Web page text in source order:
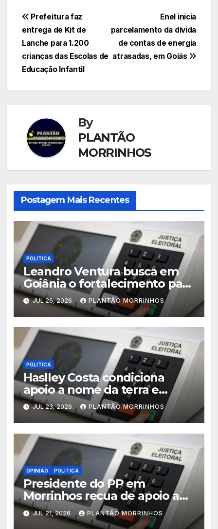
Navegação
de
Post
Enel inicia
parcelamento da dívida
de contas de energia
atrasadas, em Goiás
Prefeitura faz
entrega de Kit de
Lanche para 1.200
crianças das Escolas de
Educação Infantil
By
PLANTÃO
MORRINHOS
Postagem Mais Recentes
POLITICA
Leandro Ventura busca em
Goiânia o fortalecimento para
sua pré-candidatura
JUL 26, 2026 PLANTÃO MORRINHOS
POLITICA
Haslley Costa condiciona
apoio a nome da terra e
defende candidatura única
em Morrinhos
JUL 23, 2026 PLANTÃO MORRINHOS
OPINIÃO POLITICA
Presidente do PP em
Morrinhos recua de apoio a
Magal e declara aliança com
Terezinha Amaral
JUL 21, 2026 PLANTÃO MORRINHOS